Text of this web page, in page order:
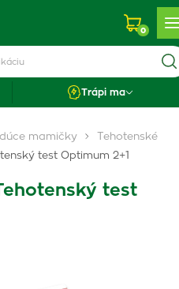
0
Trápi ma
mamičky
Tehotenské
test Optimum 2+1
test